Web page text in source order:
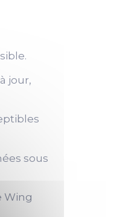
jour,
sous
Wing